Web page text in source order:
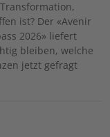
ist? Der «Avenir
2026» liefert
bleiben, welche
jetzt gefragt